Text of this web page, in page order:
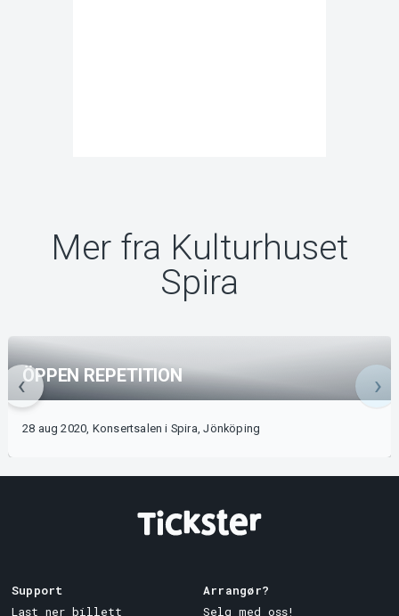
Mer fra Kulturhuset
Spira
ÖPPEN REPETITION
28 aug 2020, Konsertsalen i Spira, Jönköping
Support
Last ner billett
Arrangør?
Selg med oss!